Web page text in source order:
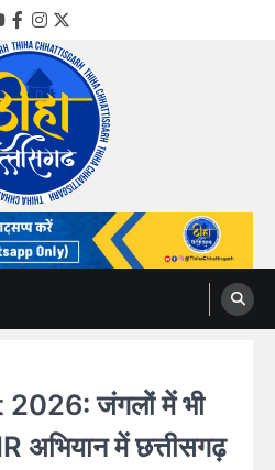
Facebook
Instagram
Twitter
Chhattisgarh
के
जंगलों में भी
अभियान में छत्तीसगढ़